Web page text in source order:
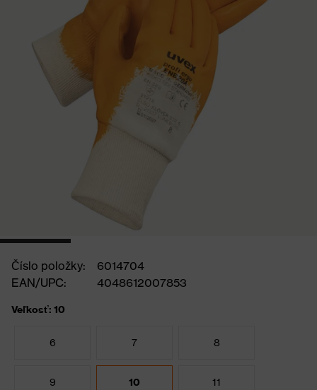
Číslo položky:
6014704
EAN/UPC:
4048612007853
Veľkosť: 10
6 7 8
9 10 11